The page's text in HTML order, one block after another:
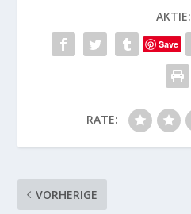
AKTIE:
Save
RATE:
VORHERIGE